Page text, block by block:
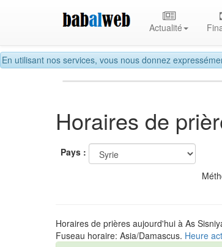
En utilisant nos services, vous nous donnez
Actualité
Horaires de
Pays :
Horaires de prières aujourd'hui à As
Fuseau horaire: Asia/Damascus. Heure